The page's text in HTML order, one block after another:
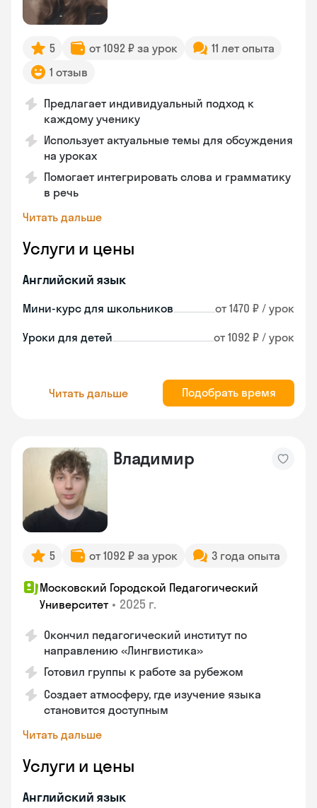
5 от 1092 ₽ за урок
11 лет опыта
1 отзыв
Предлагает индивидуальный подход к
каждому ученику
Использует актуальные темы для обсуждения
на уроках
Помогает интегрировать слова и грамматику
в речь
Читать дальше
Услуги и цены
Английский язык
Мини-курс для школьников от 1470 ₽ / урок
Уроки для детей от 1092 ₽ / урок
Читать дальше Подобрать время
Владимир
5 от 1092 ₽ за урок 3 года опыта
Московский Городской Педагогический
Университет • 2025 г.
Окончил педагогический институт по
направлению «Лингвистика»
Готовил группы к работе за рубежом
Создает атмосферу, где изучение языка
становится доступным
Читать дальше
Услуги и цены
Английский язык